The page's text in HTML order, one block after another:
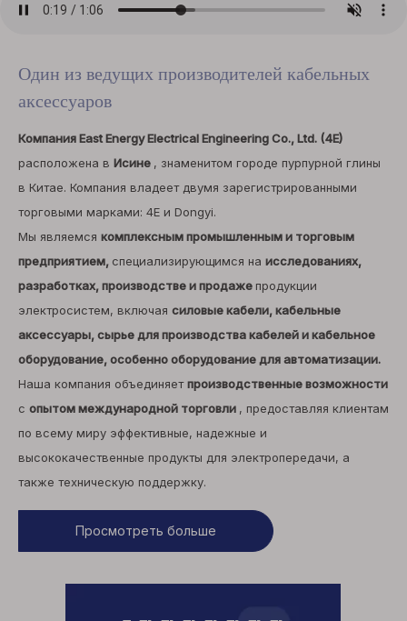
Один из ведущих производителей кабельных
аксессуаров
Компания East Energy Electrical Engineering Co., Ltd. (4E)
расположена в Исине , знаменитом городе пурпурной глины
в Китае. Компания владеет двумя зарегистрированными
торговыми марками: 4E и Dongyi.
Мы являемся комплексным промышленным и торговым
предприятием, специализирующимся на исследованиях,
разработках, производстве и продаже продукции
электросистем, включая силовые кабели, кабельные
аксессуары, сырье для производства кабелей и кабельное
оборудование, особенно оборудование для автоматизации.
Наша компания объединяетпроизводственные возможности
с опытом международной торговли , предоставляя клиентам
по всему миру эффективные, надежные и
высококачественные продукты для электропередачи, а
также техническую поддержку.
Просмотреть больше